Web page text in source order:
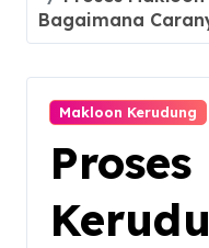
Bagaimana
Makloon Kerudung